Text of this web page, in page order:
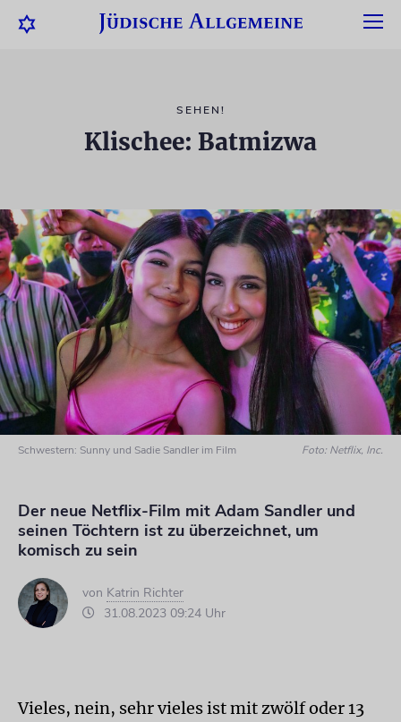
SEHEN!
Klischee: Batmizwa
Schwestern: Sunny und Sadie Sandler im Film Foto: Netflix, Inc.
Der neue Netflix-Film mit Adam Sandler und
seinen Töchtern ist zu überzeichnet, um
komisch zu sein
von Katrin Richter
31.08.2023 09:24 Uhr
Vieles, nein, sehr vieles ist mit zwölf oder 13